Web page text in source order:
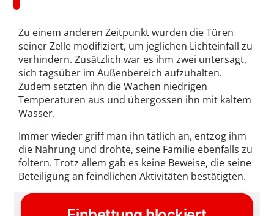
Zu einem anderen Zeitpunkt wurden die Türen
seiner Zelle modifiziert, um jeglichen Lichteinfall zu
verhindern. Zusätzlich war es ihm zwei untersagt,
sich tagsüber im Außenbereich aufzuhalten.
Zudem setzten ihn die Wachen niedrigen
Temperaturen aus und übergossen ihn mit kaltem
Wasser.
Immer wieder griff man ihn tätlich an, entzog ihm
die Nahrung und drohte, seine Familie ebenfalls zu
foltern. Trotz allem gab es keine Beweise, die seine
Beteiligung an feindlichen Aktivitäten bestätigten.